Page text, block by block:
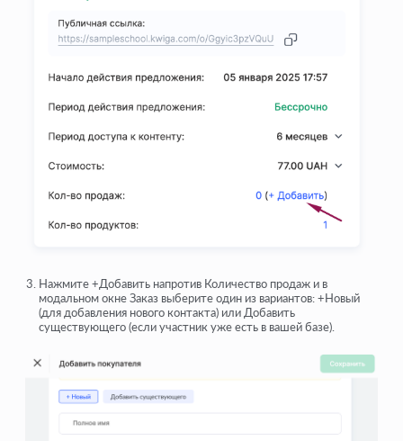
Нажмите +Добавить напротив Количество продаж и в
модальном окне Заказ выберите один из вариантов: +Новый
(для добавления нового контакта) или Добавить
существующего (если участник уже есть в вашей базе).